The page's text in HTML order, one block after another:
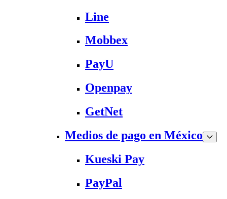
Line
Mobbex
PayU
Openpay
GetNet
Medios de pago en México
Kueski Pay
PayPal